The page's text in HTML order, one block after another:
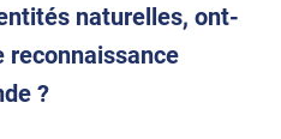
naturelles, ont-
reconnaissance
?